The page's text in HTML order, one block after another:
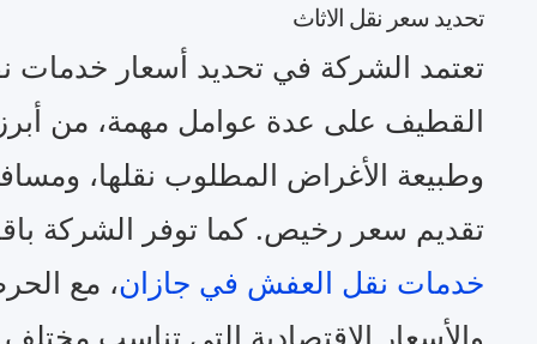
تحديد سعر نقل الاثاث
تعتمد الشركة في تحديد أسعار
القطيف على عدة عوامل مهمة، من
وطبيعة الأغراض المطلوب نقلها،
تقديم سعر رخيص. كما توفر الشركة
خدمات نقل العفش في جازان، مع